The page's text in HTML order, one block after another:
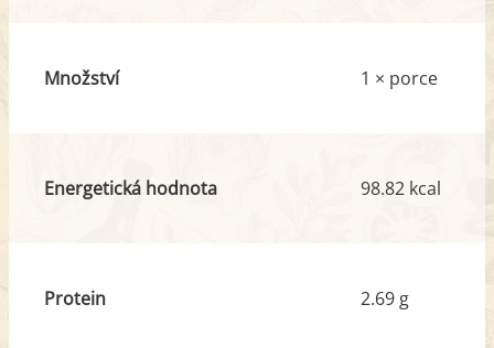
Množství 1 × porce
Energetická hodnota 98.82 kcal
Protein 2.69 g